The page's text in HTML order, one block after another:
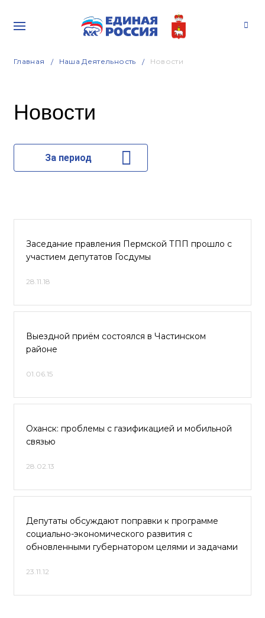
Главная Наша Деятельность Новости
Новости
За период
Заседание правления Пермской ТПП прошло с
участием депутатов Госдумы
28.11.18
Выездной приём состоялся в Частинском
районе
01.06.15
Оханск: проблемы с газификацией и мобильной
связью
28.02.13
Депутаты обсуждают поправки к программе
социально-экономического развития с
обновленными губернатором целями и задачами
23.11.12